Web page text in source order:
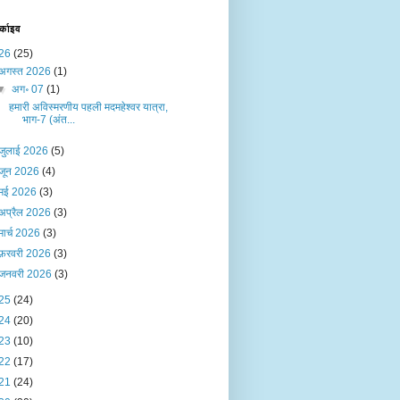
(25)
2026(1)
अग॰ 07 (1)
हमारी अविस्मरणीय पहली मदमहेश्वर यात्रा,
भाग-7 (अंत...
2026(5)
2026(4)
2026(3)
2026(3)
2026(3)
2026(3)
2026(3)
(24)
(20)
(10)
(17)
(24)